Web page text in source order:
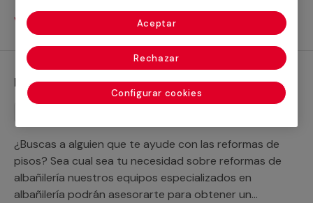
Ver servicios
Reformas de albañilería
¿Buscas a alguien que te ayude con las reformas de
pisos? Sea cual sea tu necesidad sobre reformas de
albañilería nuestros equipos especializados en
albañilería podrán asesorarte para obtener un
Configurar cookies
Rechazar
Aceptar